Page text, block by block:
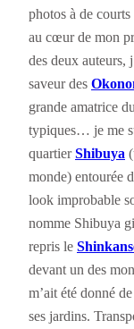
photos à de
au cœur de mon
des deux auteurs,
saveur des
grande amatrice
typiques… je me
quartierShibuya
monde) entourée
look improbable
nomme Shibuya
repris le
devant un des
m’ait été donné
ses jardins.